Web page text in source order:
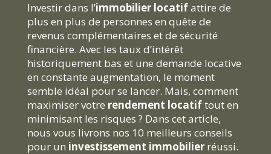
Investir dans l’immobilier locatifattire de
plus en plus de personnes en quête de
revenus complémentaires et de sécurité
financière. Avec les taux d’intérêt
historiquement bas et une demande locative
en constante augmentation, le moment
semble idéal pour se lancer. Mais, comment
maximiser votre rendement locatiftout en
minimisant les risques ? Dans cet article,
nous vous livrons nos 10 meilleurs conseils
pour un investissement immobilierréussi.